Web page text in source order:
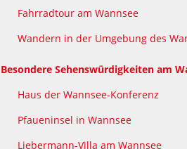
Fahrradtour am Wannsee
Wandern in der Umgebung des
Besondere Sehenswürdigkeiten am
Haus der Wannsee-Konferenz
Pfaueninsel in Wannsee
Liebermann-Villa am Wannsee